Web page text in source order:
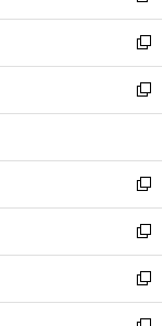
開
く
ウ
で
開
く
ン
ド
ウ
で
開
ウ
ィ
ン
ド
ウ
開
く
し
い
ウ
ィ
ン
ウ
で
開
く
新
し
い
ウ
ン
ド
ウ
で
開
く
新
し
ウ
ィ
ン
ド
ウ
で
開
新
し
い
ウ
ィ
ン
新
し
い
ウ
新
し